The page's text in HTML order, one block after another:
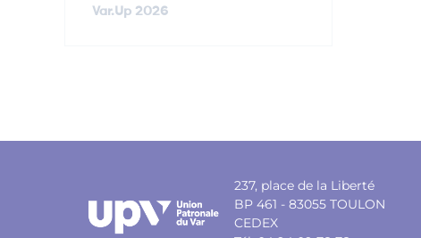
Var.Up 2026
237, place de la Liberté
BP 461 - 83055 TOULON
CEDEX